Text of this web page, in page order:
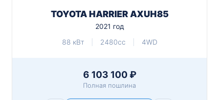
TOYOTA HARRIER AXUH85
2021 год
88 кВт
2480cc 4WD
6 103 100 ₽
Полная пошлина